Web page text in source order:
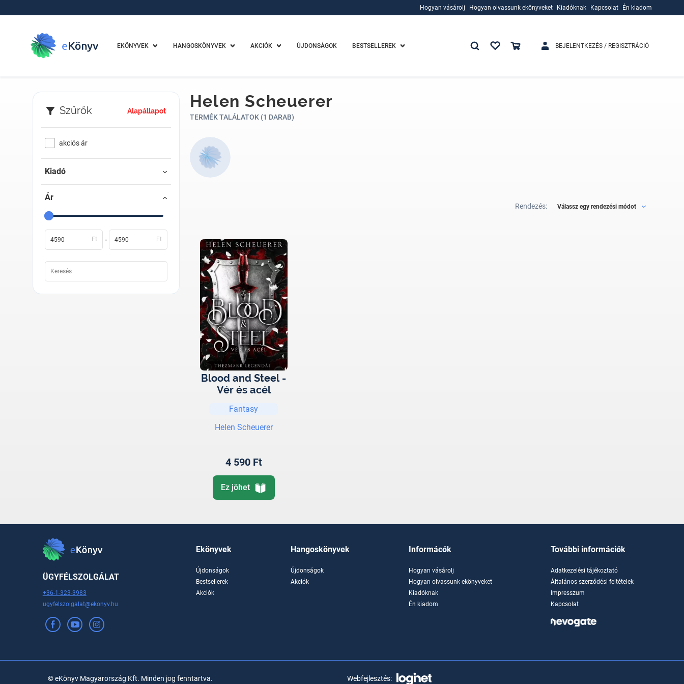
Hogyan vásárolj
Hogyan olvassunk ekönyveket
Kiadóknak
Kapcsolat Én kiadom
EKÖNYVEK HANGOSKÖNYVEK AKCIÓK ÚJDONSÁGOK BESTSELLEREK BEJELENTKEZÉS / REGISZTRÁCIÓ
Szűrők Alapállapot
akciós ár
Kiadó
Ár
Ft - Ft
Helen Scheuerer
TERMÉK TALÁLATOK (1 DARAB)
Rendezés: Válassz egy rendezési módot
Blood and Steel -
Vér és acél
Fantasy
Helen Scheuerer
4 590 Ft
Ez jöhet
ÜGYFÉLSZOLGÁLAT
+36-1-323-3983
ugyfelszolgalat@ekonyv.hu
Ekönyvek
Újdonságok
Bestsellerek
Akciók
Hangoskönyvek
Újdonságok
Akciók
Informácók
Hogyan vásárolj
Hogyan olvassunk ekönyveket
Kiadóknak
Én kiadom
További információk
Adatkezelési tájékoztató
Általános szerződési feltételek
Impresszum
Kapcsolat
© eKönyv Magyarország Kft. Minden jog fenntartva. Webfejlesztés: